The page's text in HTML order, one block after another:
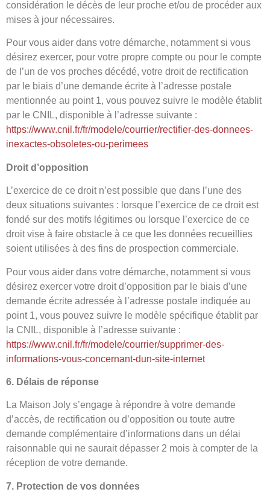
considération le décès de leur proche et/ou de procéder aux
mises à jour nécessaires.
Pour vous aider dans votre démarche, notamment si vous
désirez exercer, pour votre propre compte ou pour le compte
de l’un de vos proches décédé, votre droit de rectification
par le biais d’une demande écrite à l’adresse postale
mentionnée au point 1, vous pouvez suivre le modèle établit
par le CNIL, disponible à l’adresse suivante :
https://www.cnil.fr/fr/modele/courrier/rectifier-des-donnees-
inexactes-obsoletes-ou-perimees
Droit d’opposition
L’exercice de ce droit n’est possible que dans l’une des
deux situations suivantes : lorsque l’exercice de ce droit est
fondé sur des motifs légitimes ou lorsque l’exercice de ce
droit vise à faire obstacle à ce que les données recueillies
soient utilisées à des fins de prospection commerciale.
Pour vous aider dans votre démarche, notamment si vous
désirez exercer votre droit d’opposition par le biais d’une
demande écrite adressée à l’adresse postale indiquée au
point 1, vous pouvez suivre le modèle spécifique établit par
la CNIL, disponible à l’adresse suivante :
https://www.cnil.fr/fr/modele/courrier/supprimer-des-
informations-vous-concernant-dun-site-internet
6. Délais de réponse
La Maison Joly s’engage à répondre à votre demande
d’accès, de rectification ou d’opposition ou toute autre
demande complémentaire d’informations dans un délai
raisonnable qui ne saurait dépasser 2 mois à compter de la
réception de votre demande.
7. Protection de vos données